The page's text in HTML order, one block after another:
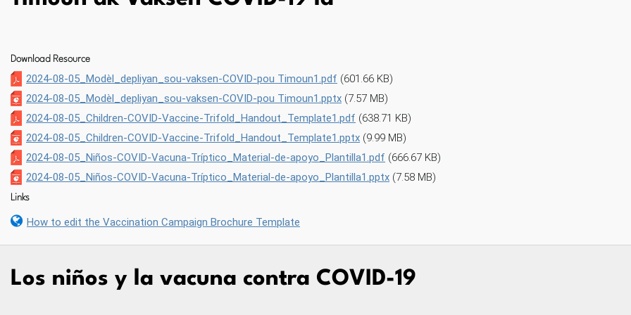
Download Resource
2024-08-05_Modèl_depliyan_sou-vaksen-COVID-pou Timoun1.pdf (601.66 KB)
2024-08-05_Modèl_depliyan_sou-vaksen-COVID-pou Timoun1.pptx (7.57 MB)
2024-08-05_Children-COVID-Vaccine-Trifold_Handout_Template1.pdf (638.71 KB)
2024-08-05_Children-COVID-Vaccine-Trifold_Handout_Template1.pptx (9.99 MB)
2024-08-05_Niños-COVID-Vacuna-Tríptico_Material-de-apoyo_Plantilla1.pdf (666.67 KB)
2024-08-05_Niños-COVID-Vacuna-Tríptico_Material-de-apoyo_Plantilla1.pptx (7.58 MB)
Links
How to edit the Vaccination Campaign Brochure Template
Los niños y la vacuna contra COVID-19